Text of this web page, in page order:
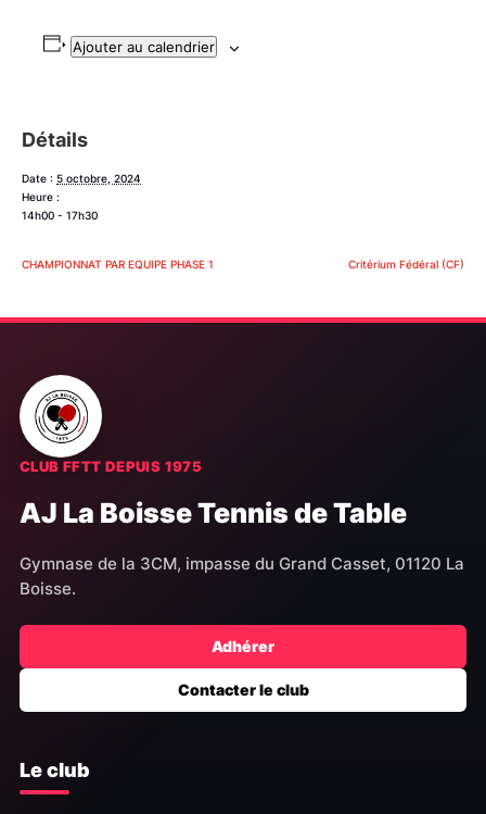
Ajouter au calendrier
Détails
Date : 5 octobre, 2024
Heure :
14h00 - 17h30
CHAMPIONNAT PAR EQUIPE PHASE 1 Critérium Fédéral (CF)
CLUB FFTT DEPUIS 1975
AJ La Boisse Tennis de Table
Gymnase de la 3CM, impasse du Grand Casset, 01120 La
Boisse.
Adhérer
Contacter le club
Le club